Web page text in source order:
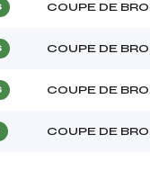
COUPE DE
COUPE DE
COUPE DE
COUPE DE